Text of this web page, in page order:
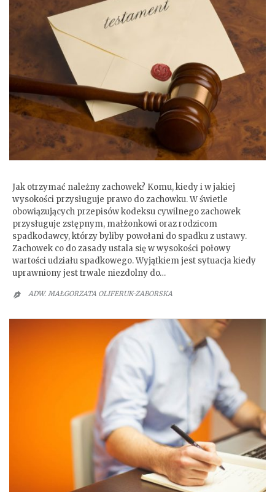
Jak otrzymać należny zachowek? Komu, kiedy i w jakiej
wysokości przysługuje prawo do zachowku. W świetle
obowiązujących przepisów kodeksu cywilnego zachowek
przysługuje zstępnym, małżonkowi oraz rodzicom
spadkodawcy, którzy byliby powołani do spadku z ustawy.
Zachowek co do zasady ustala się w wysokości połowy
wartości udziału spadkowego. Wyjątkiem jest sytuacja kiedy
uprawniony jest trwale niezdolny do…
 ADW. MAŁGORZATA OLIFERUK-ZABORSKA